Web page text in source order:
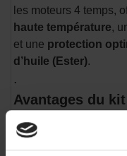
les moteurs 4 temps,
haute température,
et une protection
d’huile (Ester).
.
Avantages du kit
* 100% compatible
millésimes